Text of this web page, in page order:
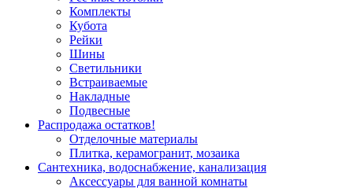
Комплекты
Кубота
Рейки
Шины
Светильники
Встраиваемые
Накладные
Подвесные
Распродажа остатков!
Отделочные материалы
Плитка, керамогранит, мозаика
Сантехника, водоснабжение, канализация
Аксессуары для ванной комнаты